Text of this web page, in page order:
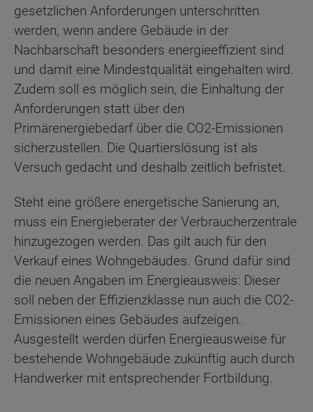
gesetzlichen Anforderungen unterschritten
werden, wenn andere Gebäude in der
Nachbarschaft besonders energieeffizient sind
und damit eine Mindestqualität eingehalten wird.
Zudem soll es möglich sein, die Einhaltung der
Anforderungen statt über den
Primärenergiebedarf über die CO2-Emissionen
sicherzustellen. Die Quartierslösung ist als
Versuch gedacht und deshalb zeitlich befristet.
Steht eine größere energetische Sanierung an,
muss ein Energieberater der Verbraucherzentrale
hinzugezogen werden. Das gilt auch für den
Verkauf eines Wohngebäudes. Grund dafür sind
die neuen Angaben im Energieausweis: Dieser
soll neben der Effizienzklasse nun auch die CO2-
Emissionen eines Gebäudes aufzeigen.
Ausgestellt werden dürfen Energieausweise für
bestehende Wohngebäude zukünftig auch durch
Handwerker mit entsprechender Fortbildung.